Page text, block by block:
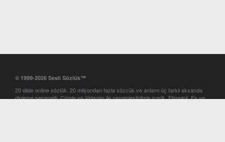
© 1999-2026 Sesli Sözlük™
20 dilde online sözlük. 20 milyondan fazla sözcük ve anlamı üç farklı aksanda
dinleme seçeneği. Cümle ve Videolar ile zenginleştirilmiş içerik. Etimoloji, Eş ve